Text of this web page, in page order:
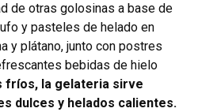
de otras golosinas a base de
y pasteles de helado en
y plátano, junto con postres
bebidas de hielo
fríos, la gelateria sirve
dulces y helados calientes.